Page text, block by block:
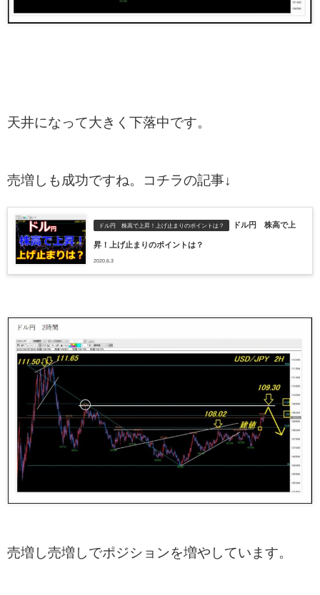
天井になって大きく下落中です。
売増しも成功ですね。コチラの記事↓
ドル円 株高で上昇！上げ止まりのポイントは？ ドル円 株高で上
昇！上げ止まりのポイントは？
2020.6.3
売増し売増しでポジションを増やしています。